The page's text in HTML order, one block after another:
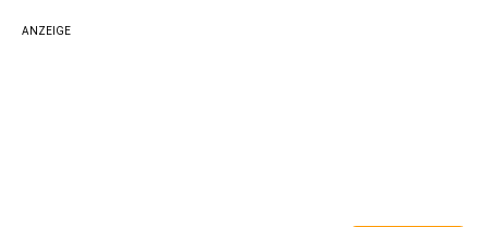
ANZEIGE